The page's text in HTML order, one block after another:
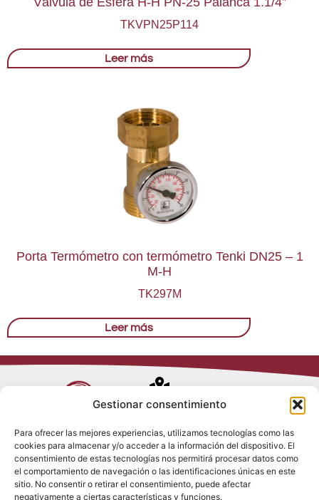
Gestionar consentimiento
Para ofrecer las mejores experiencias, utilizamos tecnologías como las
cookies para almacenar y/o acceder a la información del dispositivo. El
consentimiento de estas tecnologías nos permitirá procesar datos como
el comportamiento de navegación o las identificaciones únicas en este
sitio. No consentir o retirar el consentimiento, puede afectar
negativamente a ciertas características y funciones.
TKVPN25P114
Leer más
Porta Termómetro con termómetro Tenki DN25 – 1
M-H
TK297M
Leer más
Avenida de
28017 Madrid
(España)
(+34) 910 917
Política de
Privacidad
Política de
Cookies